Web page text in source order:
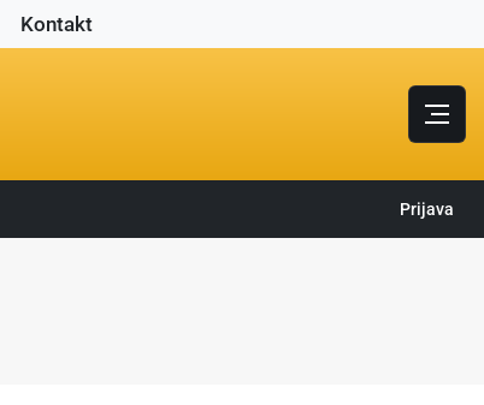
Kontakt
Prijava